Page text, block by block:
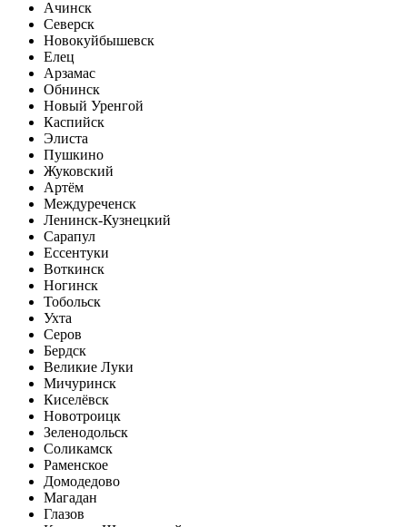
Ачинск
Северск
Новокуйбышевск
Елец
Арзамас
Обнинск
Новый Уренгой
Каспийск
Элиста
Пушкино
Жуковский
Артём
Междуреченск
Ленинск-Кузнецкий
Сарапул
Ессентуки
Воткинск
Ногинск
Тобольск
Ухта
Серов
Бердск
Великие Луки
Мичуринск
Киселёвск
Новотроицк
Зеленодольск
Соликамск
Раменское
Домодедово
Магадан
Глазов